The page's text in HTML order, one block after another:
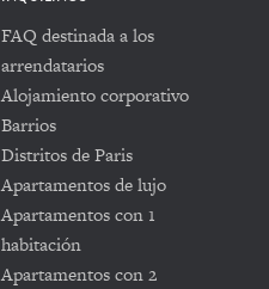
FAQ destinada a los
arrendatarios
Alojamiento corporativo
Barrios
Distritos de Paris
Apartamentos de lujo
Apartamentos con 1
habitación
Apartamentos con 2